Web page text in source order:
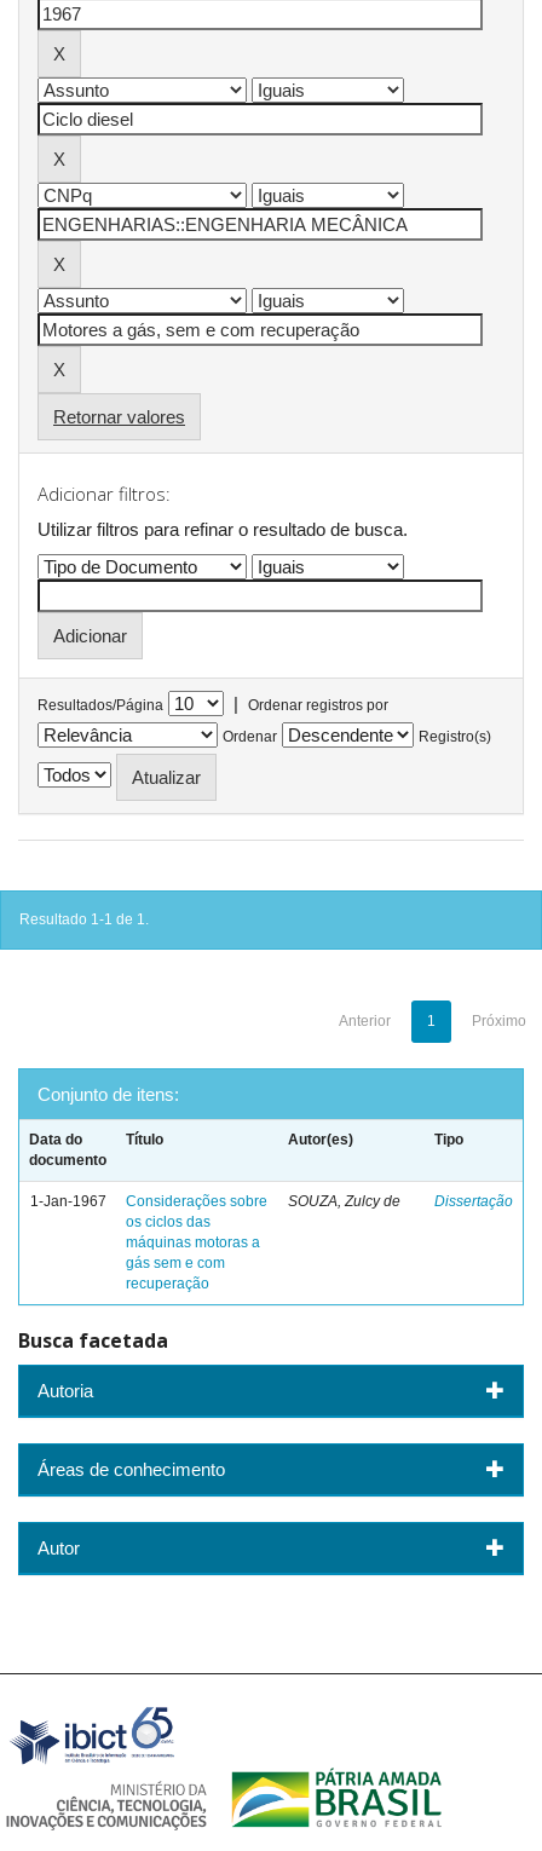
Retornar valores
Adicionar filtros:
Utilizar filtros para refinar o resultado de busca.
Resultados/Página |
Ordenar registros por
Ordenar
Registro(s)
Resultado 1-1 de 1.
Anterior 1 Próximo
Conjunto de itens:
Data do
documento
Título Autor(es) Tipo
1-Jan-1967
Considerações sobre
os ciclos das
máquinas motoras a
gás sem e com
recuperação
SOUZA, Zulcy de Dissertação
Busca facetada
Autoria
Áreas de conhecimento
Autor